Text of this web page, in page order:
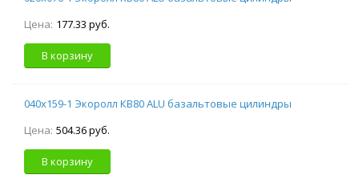
Цена: 177.33 руб.
В корзину
040х159-1 Экоролл КВ80 ALU базальтовые цилиндры
Цена: 504.36 руб.
В корзину